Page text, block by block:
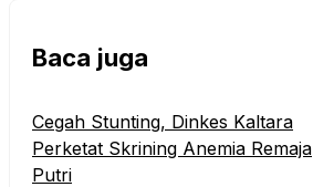
Baca juga
Cegah Stunting, Dinkes Kaltara
Perketat Skrining Anemia Remaja
Putri